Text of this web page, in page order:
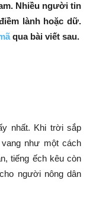
Nhiều người tin
lành hoặc dữ.
qua bài viết sau.
nhất. Khi trời sắp
như một cách
tiếng ếch kêu còn
người nông dân